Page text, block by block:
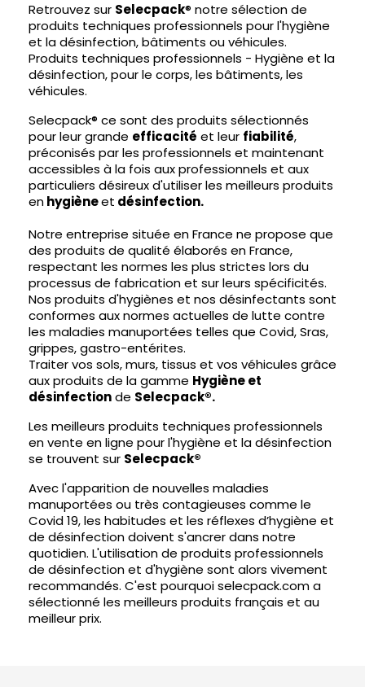
Retrouvez sur Selecpack® notre sélection de
produits techniques professionnels pour l'hygiène
et la désinfection, bâtiments ou véhicules.
Produits techniques professionnels - Hygiène et la
désinfection, pour le corps, les bâtiments, les
véhicules.
Selecpack® ce sont des produits sélectionnés
pour leur grande efficacité et leur fiabilité,
préconisés par les professionnels et maintenant
accessibles à la fois aux professionnels et aux
particuliers désireux d'utiliser les meilleurs produits
enhygièneet désinfection.
Notre entreprise située en France ne propose que
des produits de qualité élaborés en France,
respectant les normes les plus strictes lors du
processus de fabrication et sur leurs spécificités.
Nos produits d'hygiènes et nos désinfectants sont
conformes aux normes actuelles de lutte contre
les maladies manuportées telles que Covid, Sras,
grippes, gastro-entérites.
Traiter vos sols, murs, tissus et vos véhicules grâce
aux produits de la gamme Hygiène et
désinfectionde Selecpack®.
Les meilleurs produits techniques professionnels
en vente en ligne pour l'hygiène et la désinfection
se trouvent sur Selecpack®
Avec l'apparition de nouvelles maladies
manuportées ou très contagieuses comme le
Covid 19, les habitudes et les réflexes d’hygiène et
de désinfection doivent s'ancrer dans notre
quotidien. L'utilisation de produits professionnels
de désinfection et d'hygiène sont alors vivement
recommandés. C'est pourquoi selecpack.com a
sélectionné les meilleurs produits français et au
meilleur prix.